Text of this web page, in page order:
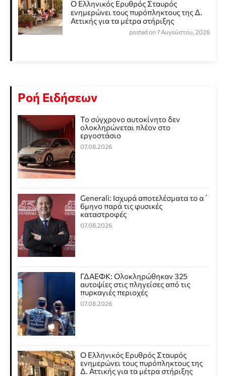
Ο Ελληνικός Ερυθρός Σταυρός
ενημερώνει τους πυρόπληκτους της Δ.
Αττικής για τα μέτρα στήριξης
posted on 7 Αυγούστου, 2026
Ροή Ειδήσεων
Το σύγχρονο αυτοκίνητο δεν
ολοκληρώνεται πλέον στο
εργοστάσιο
07.08.2026
Generali: Ισχυρά αποτελέσματα το α΄
6μηνο παρά τις φυσικές
καταστροφές
07.08.2026
ΓΔΑΕΦΚ: Ολοκληρώθηκαν 325
αυτοψίες στις πληγείσες από τις
πυρκαγιές περιοχές
07.08.2026
Ο Ελληνικός Ερυθρός Σταυρός
ενημερώνει τους πυρόπληκτους της
Δ. Αττικής για τα μέτρα στήριξης